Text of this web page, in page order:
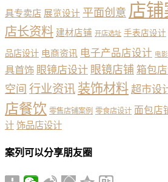
具专卖店 展览设计 平面创意 店铺
店长资料 建材店铺 开店选址 手表店设计
品店设计 电商资讯 电子产品店设计 电
具首饰 眼镜店设计 眼镜店铺 箱包
空间 行业资讯 装饰材料 超市设
店餐饮 零售店铺案例 零食店设计 面包店
计 饰品店设计
案列可以分享朋友圈